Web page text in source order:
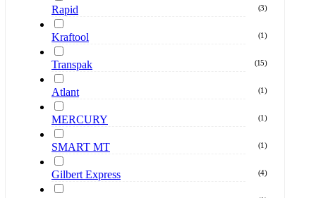
Rapid (3)
Kraftool (1 )
Transpak (15)
Atlant (1 )
MERCURY (1 )
SMART MT (1 )
Gilbert Express (4)